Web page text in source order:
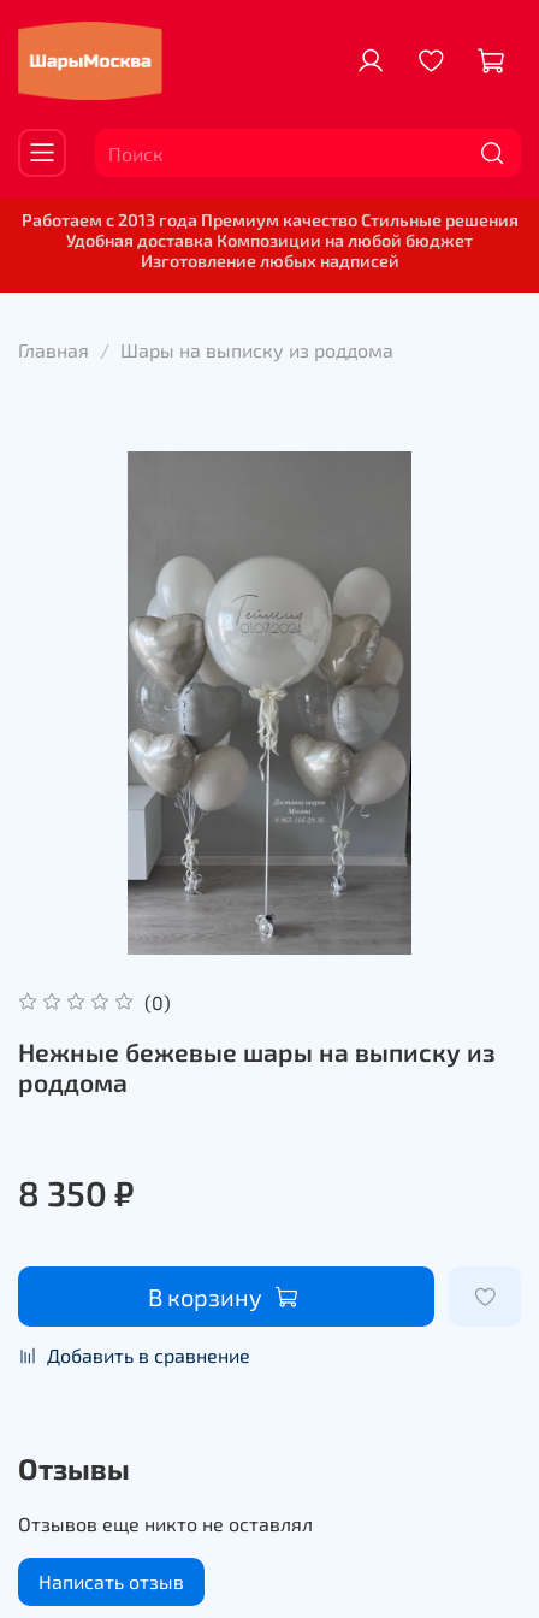
Работаем с 2013 года Премиум качество Стильные решения
Удобная доставка Композиции на любой бюджет
Изготовление любых надписей
Главная Шары на выписку из роддома
(0)
Нежные бежевые шары на выписку из
роддома
8 350 ₽
В корзину
Добавить в сравнение
Отзывы
Отзывов еще никто не оставлял
Написать отзыв